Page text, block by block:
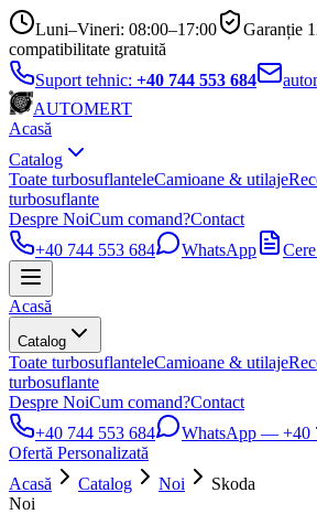
Luni–Vineri: 08:00–17:00
Garanție
compatibilitate gratuită
Suport tehnic: +40 744 553 684
AUTOMERT
Acasă
Catalog
Toate turbosuflanteleCamioane & utilaje
turbosuflante
Despre NoiCum comand?Contact
+40 744 553 684
WhatsApp
Acasă
Catalog
Toate turbosuflanteleCamioane & utilaje
turbosuflante
Despre NoiCum comand?Contact
+40 744 553 684
WhatsApp — +40
Ofertă Personalizată
Acasă
Catalog Noi
Skoda
Noi